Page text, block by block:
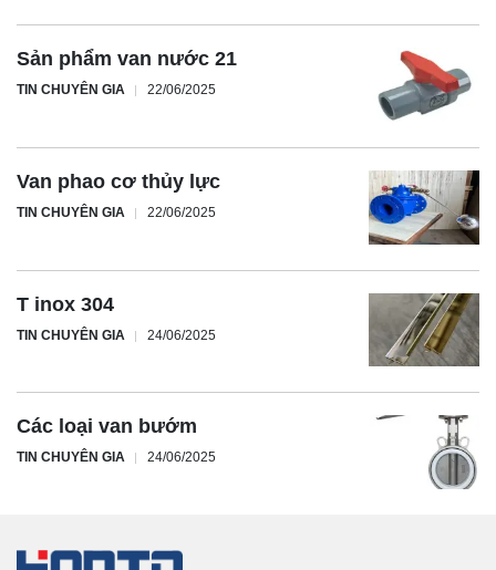
Sản phẩm van nước 21
TIN CHUYÊN GIA 22/06/2025
Van phao cơ thủy lực
TIN CHUYÊN GIA 22/06/2025
T inox 304
TIN CHUYÊN GIA 24/06/2025
Các loại van bướm
TIN CHUYÊN GIA 24/06/2025